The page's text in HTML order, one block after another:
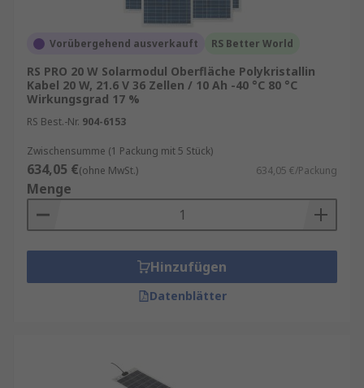
Vorübergehend ausverkauft RS Better World
RS PRO 20 W Solarmodul Oberfläche Polykristallin
Kabel 20 W, 21.6 V 36 Zellen / 10 Ah -40 °C 80 °C
Wirkungsgrad 17 %
RS Best.-Nr. 904-6153
Zwischensumme (1 Packung mit 5 Stück)
634,05 €(ohne MwSt.) 634,05 €/Packung
Menge
Hinzufügen
Datenblätter